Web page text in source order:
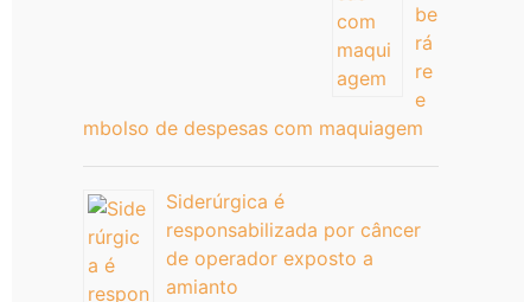
be
rá
re
e
mbolso de despesas com maquiagem
Siderúrgica é
responsabilizada por câncer
de operador exposto a
amianto